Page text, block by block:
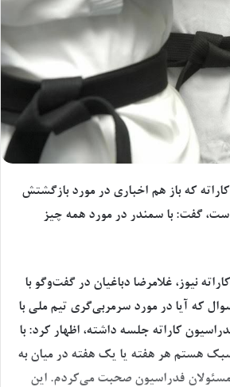
که باز هم اخباری در مورد بازگشتش
گفت: با سمندر در مورد همه چیز
نیوز، غلامرضا دباغیان در گفت‌وگو با
که آیا در مورد سرمربی‌گری تیم ملی با
کاراته جلسه داشته، اظهار کرد: با
هستم هر هفته یا یک هفته در میان به
مسئولان فدراسیون صحبت می‌کردم. این